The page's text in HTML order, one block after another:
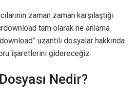
zaman zaman karşılaştığı
tam olarak ne anlama
uzantılı dosyalar hakkında
işaretlerini gidereceğiz.
Nedir?